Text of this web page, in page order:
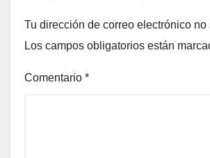
Tu dirección de correo electrónico no
Los campos obligatorios están
Comentario *